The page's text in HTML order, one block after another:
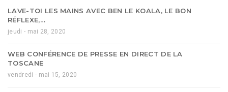
LAVE-TOI LES MAINS AVEC BEN LE KOALA, LE BON
RÉFLEXE,…
jeudi - mai 28, 2020
WEB CONFÉRENCE DE PRESSE EN DIRECT DE LA
TOSCANE
vendredi - mai 15, 2020